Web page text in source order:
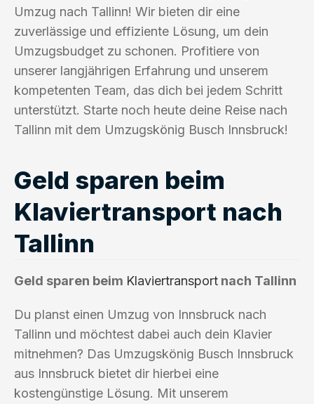
Umzug nach Tallinn! Wir bieten dir eine
zuverlässige und effiziente Lösung, um dein
Umzugsbudget zu schonen. Profitiere von
unserer langjährigen Erfahrung und unserem
kompetenten Team, das dich bei jedem Schritt
unterstützt. Starte noch heute deine Reise nach
Tallinn mit dem Umzugskönig Busch Innsbruck!
Geld sparen beim
Klaviertransport nach
Tallinn
Geld sparen beim Klaviertransport nach Tallinn
Du planst einen Umzug von Innsbruck nach
Tallinn und möchtest dabei auch dein Klavier
mitnehmen? Das Umzugskönig Busch Innsbruck
aus Innsbruck bietet dir hierbei eine
kostengünstige Lösung. Mit unserem